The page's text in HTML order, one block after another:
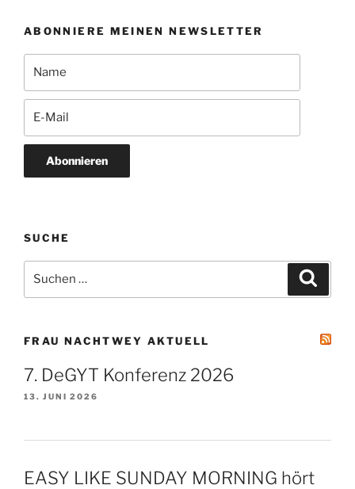
ABONNIERE MEINEN NEWSLETTER
Abonnieren
SUCHE
nach:
FRAU NACHTWEY AKTUELL
7. DeGYT Konferenz 2026
13. JUNI 2026
EASY LIKE SUNDAY MORNING hört